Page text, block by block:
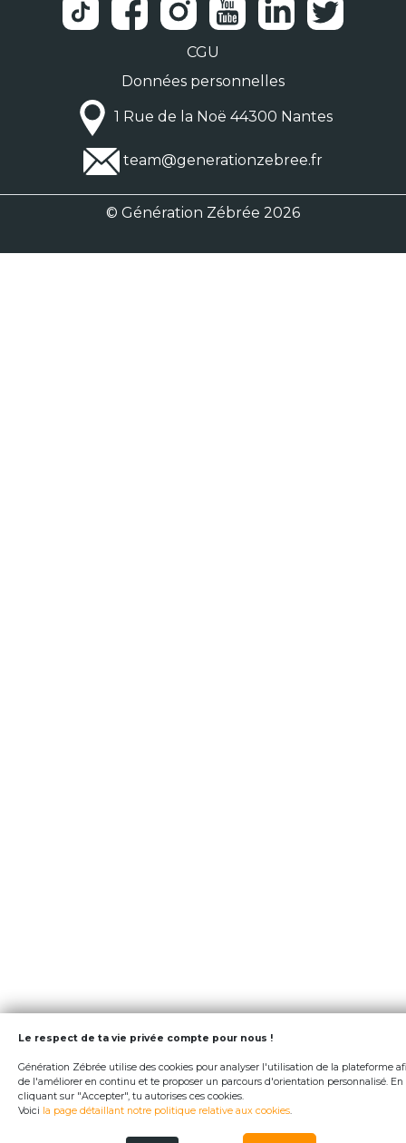
CGU
Données personnelles
1 Rue de la Noë 44300 Nantes
team@generationzebree.fr
© Génération Zébrée 2026
Le respect de ta vie privée compte pour nous !
Génération Zébrée utilise des cookies pour analyser l'utilisation de la plateforme
de l'améliorer en continu et te proposer un parcours d'orientation personnalisé. En
cliquant sur "Accepter", tu autorises ces cookies.
Voici la page détaillant notre politique relative aux cookies.